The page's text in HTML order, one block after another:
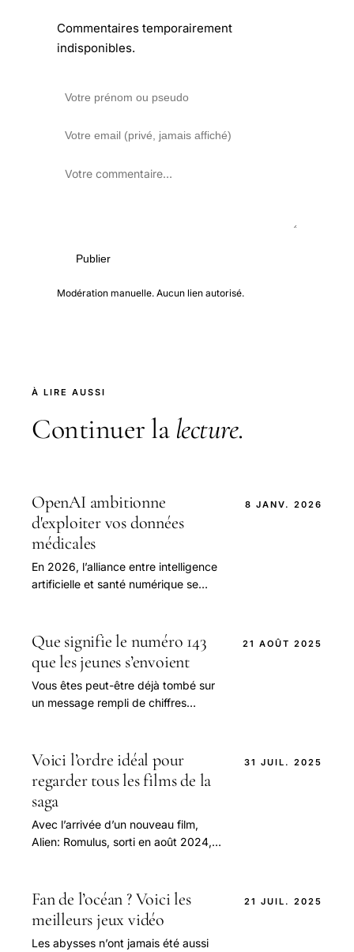
Commentaires temporairement
indisponibles.
Publier
Modération manuelle. Aucun lien autorisé.
À LIRE AUSSI
Continuer la lecture.
OpenAI ambitionne
d'exploiter vos données
médicales
En 2026, l’alliance entre intelligence
artificielle et santé numérique se
8 JANV. 2026
Que signifie le numéro 143
que les jeunes s’envoient
Vous êtes peut-être déjà tombé sur
un message rempli de chiffres
21 AOÛT 2025
Voici l’ordre idéal pour
regarder tous les films de la
saga
Avec l’arrivée d’un nouveau film,
Alien: Romulus, sorti en août 2024,
31 JUIL. 2025
Fan de l’océan ? Voici les
meilleurs jeux vidéo
Les abysses n’ont jamais été aussi
21 JUIL. 2025